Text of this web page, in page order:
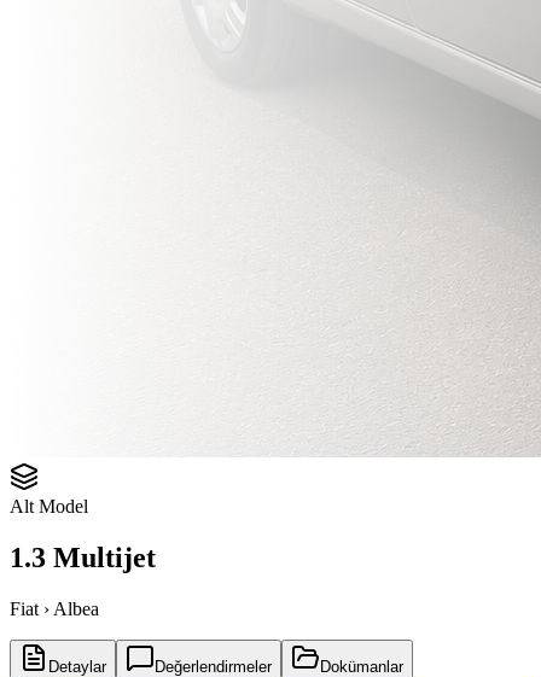
Alt Model
1.3 Multijet
Fiat › Albea
Detaylar Değerlendirmeler Dokümanlar